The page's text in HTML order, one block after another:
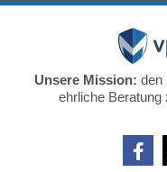
Unsere Mission: den
ehrliche Beratung